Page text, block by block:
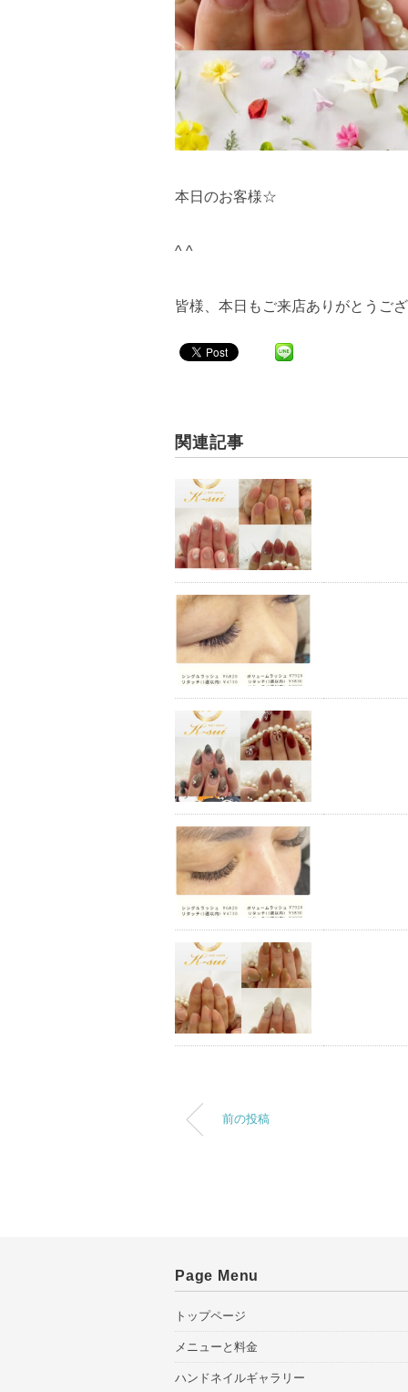
本日のお客様☆
^ ^
皆様、本日もご来店ありがとうご
関連記事
前の投稿
Page Menu
トップページ
メニューと料金
ハンドネイルギャラリー